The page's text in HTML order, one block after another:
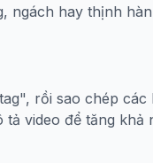
ngách hay thịnh
rồi sao chép các
tả video để tăng khả